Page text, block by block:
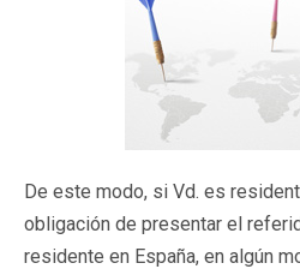
De este modo, si Vd. es
obligación de presentar el
residente en España, en algún